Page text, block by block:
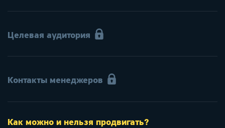
Целевая аудитория
Контакты менеджеров
Как можно и нельзя продвигать?